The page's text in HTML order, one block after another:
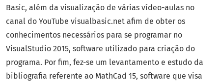
Basic, além da visualização de várias vídeo-aulas no
canal do YouTube visualbasic.net afim de obter os
conhecimentos necessários para se programar no
VisualStudio 2015, software utilizado para criação do
programa. Por fim, fez-se um levantamento e estudo da
bibliografia referente ao MathCad 15, software que visa